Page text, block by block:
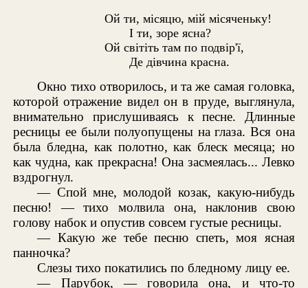
Ой ти, мiсяцю, мiй мiсяченьку!
I ти, зоре ясна?
Ой свiтiть там по подвiр'ï,
Де дiвчина красна.
Окно тихо отворилось, и та же самая головка,
которой отражение видел он в пруде, выглянула,
внимательно прислушиваясь к песне. Длинные
ресницы ее были полуопущены на глаза. Вся она
была бледна, как полотно, как блеск месяца; но
как чудна, как прекрасна! Она засмеялась... Левко
вздрогнул.
— Спой мне, молодой козак, какую-нибудь
песню! — тихо молвила она, наклонив свою
голову набок и опустив совсем густые ресницы.
— Какую же тебе песню спеть, моя ясная
панночка?
Слезы тихо покатились по бледному лицу ее.
— Парубок, — говорила она, и что-то